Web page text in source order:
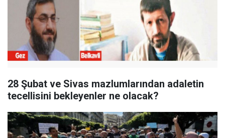
28 Şubat ve Sivas mazlumlarından adaletin
tecellisini bekleyenler ne olacak?